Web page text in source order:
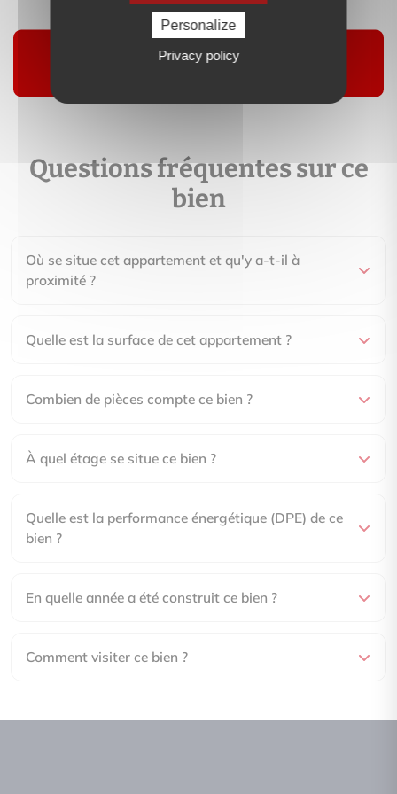
Suivre
Questions fréquentes sur ce
bien
Où se situe cet appartement et qu'y a-t-il à
proximité ?
Quelle est la surface de cet appartement ?
Combien de pièces compte ce bien ?
À quel étage se situe ce bien ?
Quelle est la performance énergétique (DPE) de ce
bien ?
En quelle année a été construit ce bien ?
Comment visiter ce bien ?
Personalize
Privacy policy